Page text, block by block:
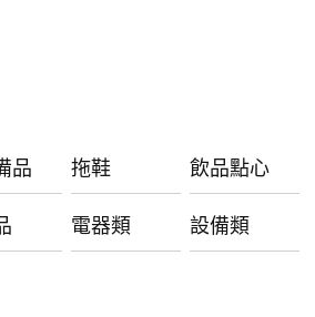
品 拖鞋 飲品點心
電器類 設備類